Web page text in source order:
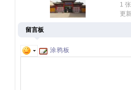
1
更
留言板
涂鸦板